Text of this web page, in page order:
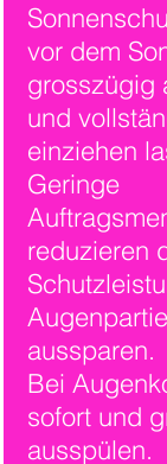
vor dem
grosszügig
und
einziehen
Geringe
reduzieren
Augenpartie
aussparen.
Bei
sofort und
ausspülen.